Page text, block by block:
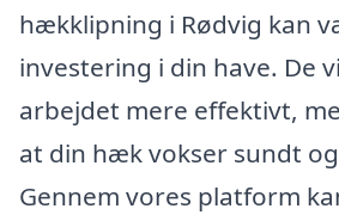
hækklipning i Rødvig kan
investering i din have. De
arbejdet mere effektivt,
at din hæk vokser sundt
Gennem vores platform